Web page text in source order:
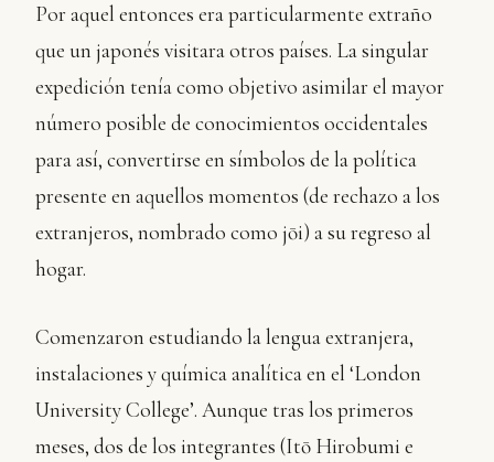
Por aquel entonces era particularmente extraño
que un japonés visitara otros países. La singular
expedición tenía como objetivo asimilar el mayor
número posible de conocimientos occidentales
para así, convertirse en símbolos de la política
presente en aquellos momentos (de rechazo a los
extranjeros, nombrado como jōi) a su regreso al
hogar.
Comenzaron estudiando la lengua extranjera,
instalaciones y química analítica en el ‘London
University College’. Aunque tras los primeros
meses, dos de los integrantes (Itō Hirobumi e